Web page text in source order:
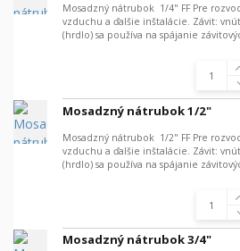
Mosadzný nátrubok 1/4" FF Pre
vzduchu a ďalšie inštalácie. Závit:
(hrdlo) sa používa na spájanie
Mosadzný nátrubok 1/2"
Mosadzný nátrubok 1/2" FF Pre
vzduchu a ďalšie inštalácie. Závit:
(hrdlo) sa používa na spájanie
Mosadzný nátrubok 3/4"